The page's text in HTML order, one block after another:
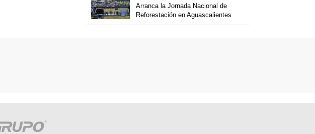
Arranca la Jornada Nacional de
Reforestación en Aguascalientes